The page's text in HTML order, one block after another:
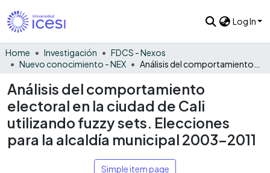
Log In
Home Investigación
FDCS - Nexos
Nuevo conocimiento - NEX
Análisis del comportamiento
electoral en la ciudad de Cali
utilizando fuzzy sets. Elecciones
para la alcaldía municipal 2003-2011
Simple item page